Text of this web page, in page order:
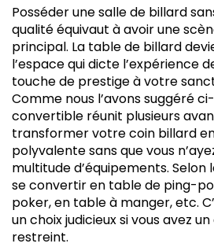
Posséder une salle de billard
qualité équivaut à avoir une
principal. La table de billard
l’espace qui dicte l’expérience
touche de prestige à votre
Comme nous l’avons suggéré
convertible réunit plusieurs
transformer votre coin billard
polyvalente sans que vous
multitude d’équipements. Selon
se convertir en table de ping-
poker, en table à manger, etc.
un choix judicieux si vous avez
restreint.